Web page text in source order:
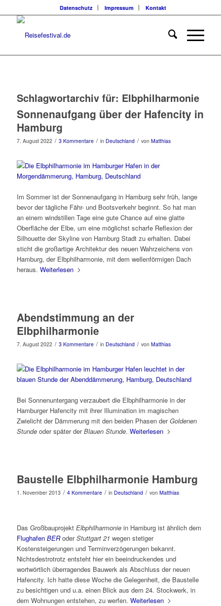
Datenschutz Impressum Kontakt
Schlagwortarchiv für: Elbphilharmonie
Sonnenaufgang über der Hafencity in
Hamburg
7. August 2022 / 3 Kommentare / in Deutschland / von Matthias
Im Sommer ist der Sonnenaufgang in Hamburg sehr früh, lange
bevor der tägliche Fähr- und Bootsverkehr beginnt. So hat man
an einem windstillen Tage eine gute Chance auf eine glatte
Oberfläche der Elbe, um eine möglichst scharfe Reflexion der
Silhouette der Skyline von Hamburg Stadt zu erhalten. Dabei
sticht die großartige Architektur des neuen Wahrzeichens von
Hamburg, der Elbphilharmonie, mit dem wellenförmigen Dach
heraus. Weiterlesen
Abendstimmung an der
Elbphilharmonie
7. August 2022 / 3 Kommentare / in Deutschland / von Matthias
Bei Sonnenuntergang verzaubert die Elbphilharmonie in der
Hamburger Hafencity mit ihrer Illumination im magischen
Zwielicht der Dämmerung mit den beiden Phasen derGoldenen
Stundeoder später derBlauen Stunde. Weiterlesen
Baustelle Elbphilharmonie Hamburg
1. November 2013 / 4 Kommentare / in Deutschland / von Matthias
Das Großbauprojekt Elbphilharmoniein Hamburg ist ähnlich dem
Flughafen BERoderStuttgart 21 wegen stetiger
Kostensteigerungen und Terminverzögerungen bekannt.
Nichtsdestrotrotz entsteht hier ein beeindruckendes und
wortwörtlich überragendes Bauwerk als Abschluss der neuen
Hafencity. Ich hatte diese Woche die Gelegenheit, die Baustelle
zu besichtigen und u.a. einen Blick aus dem 24. Stockwerk, in
dem Wohnungen entstehen, zu werfen. Weiterlesen